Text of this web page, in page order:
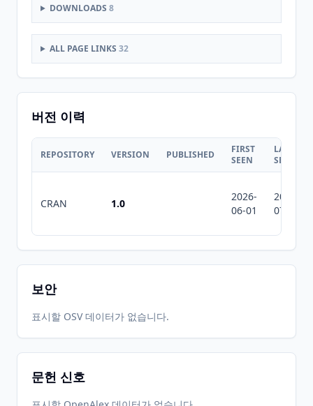
DOWNLOADS 8
ALL PAGE LINKS 32
버전 이력
REPOSITORY VERSION PUBLISHED
FIRST
SEEN
LAST
SEEN
CRAN 1.0
2026-
06-01
2026-
07-10
보안
표시할 OSV 데이터가 없습니다.
문헌 신호